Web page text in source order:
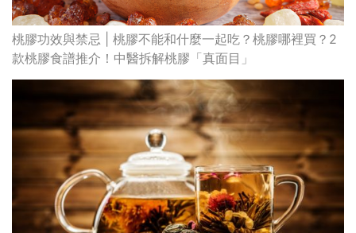
桃膠功效與禁忌 | 桃膠不能和什麼一起吃？桃膠哪裡買？2
款桃膠食譜推介！中醫拆解桃膠「真面目」